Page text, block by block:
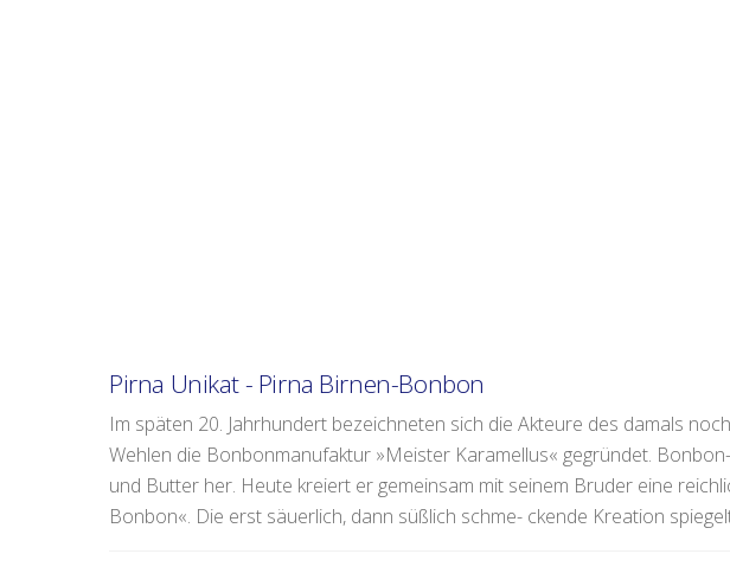
Pirna Unikat - Pirna Birnen-Bonbon
Im späten 20. Jahrhundert bezeichneten sich die Akteure des damals
Wehlen die Bonbonmanufaktur »Meister Karamellus« gegründet.
und Butter her. Heute kreiert er gemeinsam mit seinem Bruder eine
Bonbon«. Die erst säuerlich, dann süßlich schme- ckende Kreation